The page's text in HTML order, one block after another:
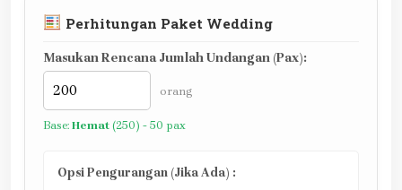
Perhitungan Paket Wedding
Masukan Rencana Jumlah Undangan (Pax):
orang
Base: Hemat (250) - 50 pax
Opsi Pengurangan (Jika Ada) :